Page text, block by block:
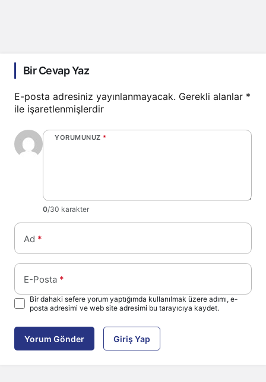
Bir Cevap Yaz
E-posta adresiniz yayınlanmayacak. Gerekli alanlar *
ile işaretlenmişlerdir
YORUMUNUZ *
0/30 karakter
Ad *
E-Posta *
Bir dahaki sefere yorum yaptığımda kullanılmak üzere adımı, e-
posta adresimi ve web site adresimi bu tarayıcıya kaydet.
Yorum Gönder Giriş Yap